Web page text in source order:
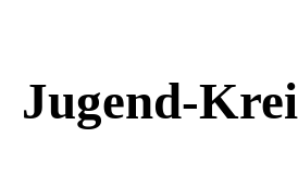
Jugend-